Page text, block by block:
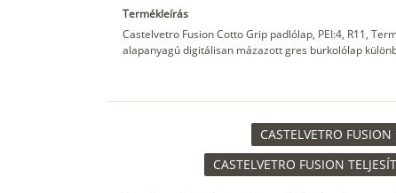
Termékleírás
Castelvetro Fusion Cotto Grip padlólap, PEI:4, R11,
alapanyagú digitálisan mázazott gres burkolólap
CASTELVETRO
CASTELVETRO FUSION